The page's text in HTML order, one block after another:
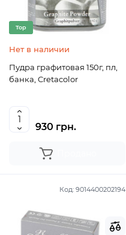
Top
Нет в наличии
Пудра графитовая 150г, пл,
банка, Cretacolor
930 грн.
Код: 9014400202194